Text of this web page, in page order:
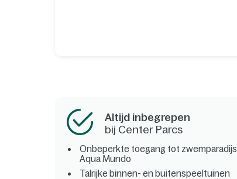
Altijd inbegrepen
bij Center Parcs
Onbeperkte toegang tot zwemparadijs
Aqua Mundo
Talrijke binnen- en buitenspeeltuinen